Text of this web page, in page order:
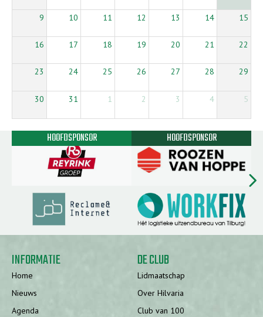
9 10 11 12 13 14 15
16 17 18 19 20 21 22
23 24 25 26 27 28 29
30 31 1 2 3 4 5
HOOFDSPONSOR HOOFDSPONSOR
INFORMATIE
Home
Nieuws
Agenda
DE CLUB
Lidmaatschap
Over Hilvaria
Club van 100